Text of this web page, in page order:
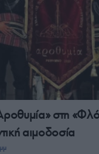
στη
αιμοδοσία